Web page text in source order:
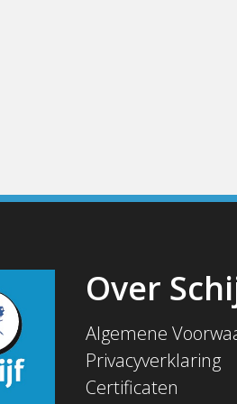
Over
Algemene
Privacyverklaring
Certificaten